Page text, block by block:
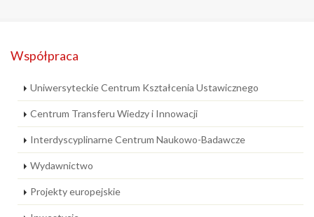
Współpraca
Uniwersyteckie Centrum Kształcenia Ustawicznego
Centrum Transferu Wiedzy i Innowacji
Interdyscyplinarne Centrum Naukowo-Badawcze
Wydawnictwo
Projekty europejskie